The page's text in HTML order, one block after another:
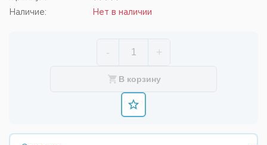
Наличие: Нет в наличии
- +
В корзину